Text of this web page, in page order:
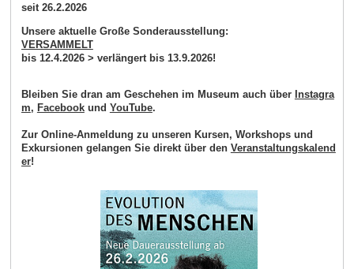
seit 26.2.2026
Unsere aktuelle Große Sonderausstellung:
VERSAMMELT
bis 12.4.2026 > verlängert bis 13.9.2026!
Bleiben Sie dran am Geschehen im Museum auch über Instagra
m, Facebookund YouTube.
Zur Online-Anmeldung zu unseren Kursen, Workshops und
Exkursionen gelangen Sie direkt über den Veranstaltungskalend
er!